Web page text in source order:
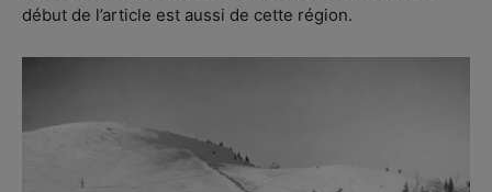
début de l’article est aussi de cette région.